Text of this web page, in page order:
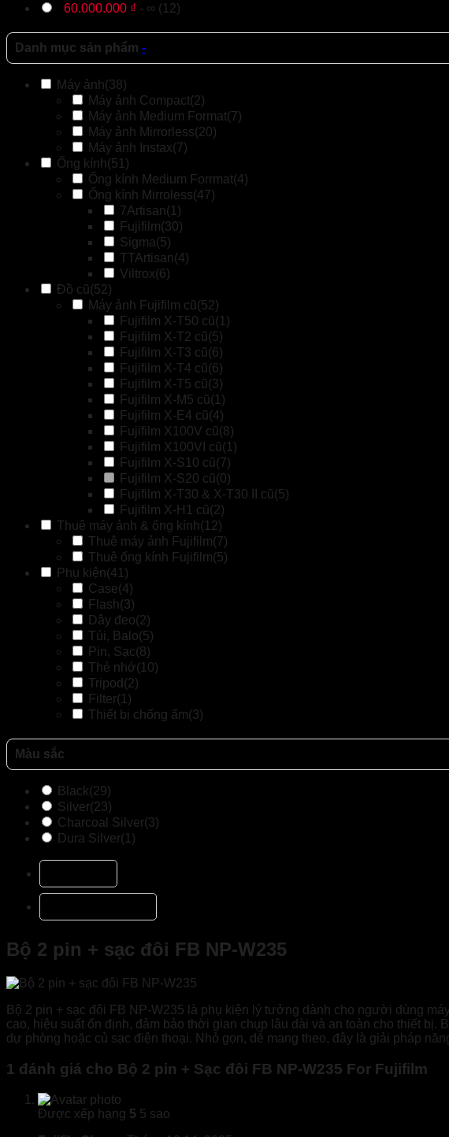
60.000.000 ₫ - ∞ (12)
Danh mục sản phẩm -
Máy ảnh(38)
Máy ảnh Compact(2)
Máy ảnh Medium Format(7)
Máy ảnh Mirrorless(20)
Máy ảnh Instax(7)
Ống kính(51)
Ống kính Medium Forrmat(4)
Ống kính Mirroless(47)
7Artisan(1)
Fujifilm(30)
Sigma(5)
TTArtisan(4)
Viltrox(6)
Đồ cũ(52)
Máy ảnh Fujifilm cũ(52)
Fujifilm X-T50 cũ(1)
Fujifilm X-T2 cũ(5)
Fujifilm X-T3 cũ(6)
Fujifilm X-T4 cũ(6)
Fujifilm X-T5 cũ(3)
Fujifilm X-M5 cũ(1)
Fujifilm X-E4 cũ(4)
Fujifilm X100V cũ(8)
Fujifilm X100VI cũ(1)
Fujifilm X-S10 cũ(7)
Fujifilm X-S20 cũ(0)
Fujifilm X-T30 & X-T30 II cũ(5)
Fujifilm X-H1 cũ(2)
Thuê máy ảnh & ống kính(12)
Thuê máy ảnh Fujifilm(7)
Thuê ống kính Fujifilm(5)
Phụ kiện(41)
Case(4)
Flash(3)
Dây đeo(2)
Túi, Balo(5)
Pin, Sạc(8)
Thẻ nhớ(10)
Tripod (2)
Filter(1)
Thiết bị chống ấm(3)
Màu sắc
Black(29)
Silver(23)
Charcoal Silver(3)
Dura Silver(1)
Bộ 2 pin + sạc đôi FB NP-W235
Bộ 2 pin + sạc đôi FB NP-W235 là phụ kiện lý tưởng dành cho người dùng
cao, hiệu suất ổn định, đảm bảo thời gian chụp lâu dài và an toàn cho thiết
dự phòng hoặc củ sạc điện thoại. Nhỏ gọn, dễ mang theo, đây là giải pháp
1 đánh giá cho Bộ 2 pin + Sạc đôi FB NP-W235 For Fujifilm
Được xếp hạng 5 5 sao